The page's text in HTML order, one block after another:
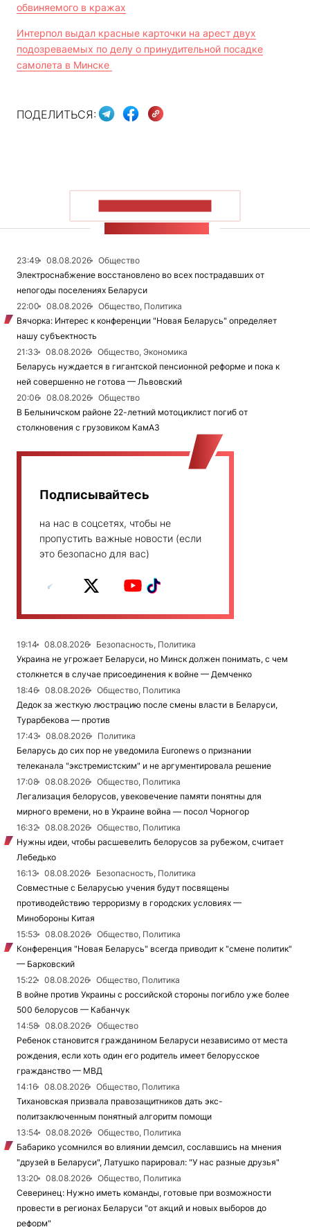
обвиняемого в кражах
Интерпол выдал красные карточки на арест двух
подозреваемых по делу о принудительной посадке
самолета в Минске
ПОДЕЛИТЬСЯ:
23:49 08.08.2026
Общество
Электроснабжение восстановлено во всех пострадавших от
непогоды поселениях Беларуси
22:00
08.08.2026
Общество, Политика
Вячорка: Интерес к конференции "Новая Беларусь" определяет
нашу субъектность
21:33
08.08.2026
Общество, Экономика
Беларусь нуждается в гигантской пенсионной реформе и пока к
ней совершенно не готова — Львовский
20:06
08.08.2026
Общество
В Белыничском районе 22-летний мотоциклист погиб от
столкновения с грузовиком КамАЗ
Подписывайтесь
на нас в соцсетях, чтобы не
пропустить важные новости (если
это безопасно для вас)
19:14 08.08.2026
Безопасность, Политика
Украина не угрожает Беларуси, но Минск должен понимать, с чем
столкнется в случае присоединения к войне — Демченко
18:46
08.08.2026
Общество, Политика
Дедок за жесткую люстрацию после смены власти в Беларуси,
Турарбекова — против
17:43
08.08.2026
Политика
Беларусь до сих пор не уведомила Euronews о признании
телеканала "экстремистским" и не аргументировала решение
17:08
08.08.2026
Общество, Политика
Легализация белорусов, увековечение памяти понятны для
мирного времени, но в Украине война — посол Чорногор
16:32
08.08.2026
Общество, Политика
Нужны идеи, чтобы расшевелить белорусов за рубежом, считает
Лебедько
16:13
08.08.2026
Безопасность, Политика
Совместные с Беларусью учения будут посвящены
противодействию терроризму в городских условиях —
Минобороны Китая
15:53
08.08.2026
Общество, Политика
Конференция "Новая Беларусь" всегда приводит к "смене политик"
— Барковский
15:22
08.08.2026
Общество, Политика
В войне против Украины с российской стороны погибло уже более
500 белорусов — Кабанчук
14:58
08.08.2026
Общество
Ребенок становится гражданином Беларуси независимо от места
рождения, если хоть один его родитель имеет белорусское
гражданство — МВД
14:16
08.08.2026
Общество, Политика
Тихановская призвала правозащитников дать экс-
политзаключенным понятный алгоритм помощи
13:54
08.08.2026
Общество, Политика
Бабарико усомнился во влиянии демсил, сославшись на мнения
"друзей в Беларуси", Латушко парировал: "У нас разные друзья"
13:20
08.08.2026
Общество, Политика
Северинец: Нужно иметь команды, готовые при возможности
провести в регионах Беларуси "от акций и новых выборов до
реформ"